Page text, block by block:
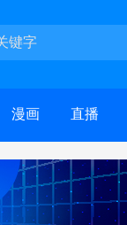
漫画 直播